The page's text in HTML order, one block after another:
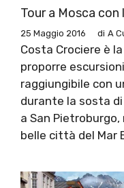
Tour a Mosca
25 Maggio 2016 di A
Costa Crociere è
proporre
raggiungibile con
durante la sosta
a San
belle città del Mar